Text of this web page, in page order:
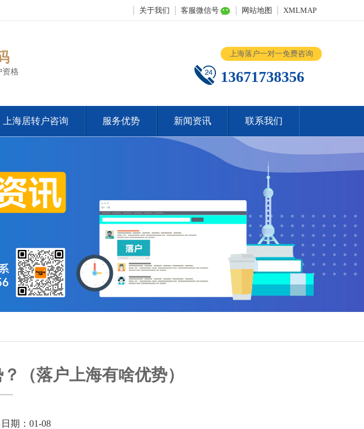
关于我们 客服微信号 网站地图 XMLMAP
资格
上海落户一对一免费咨询
13671738356
上海居转户咨询 服务优势 新闻资讯 联系我们
（落户上海有啥优势）
期：01-08